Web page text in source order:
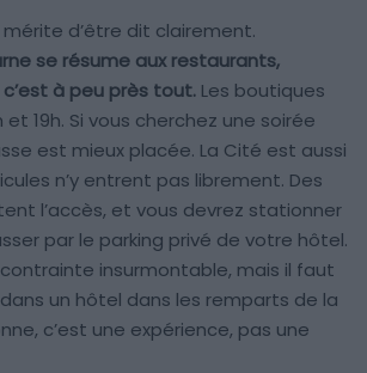
mérite d’être dit clairement.
se résume aux restaurants,
à peu près tout. Les boutiques
19h. Si vous cherchez une soirée
est mieux placée. La Cité est aussi
n’y entrent pas librement. Des
l’accès, et vous devrez stationner
par le parking privé de votre hôtel.
insurmontable, mais il faut
dans un hôtel dans les remparts de la
c’est une expérience, pas une